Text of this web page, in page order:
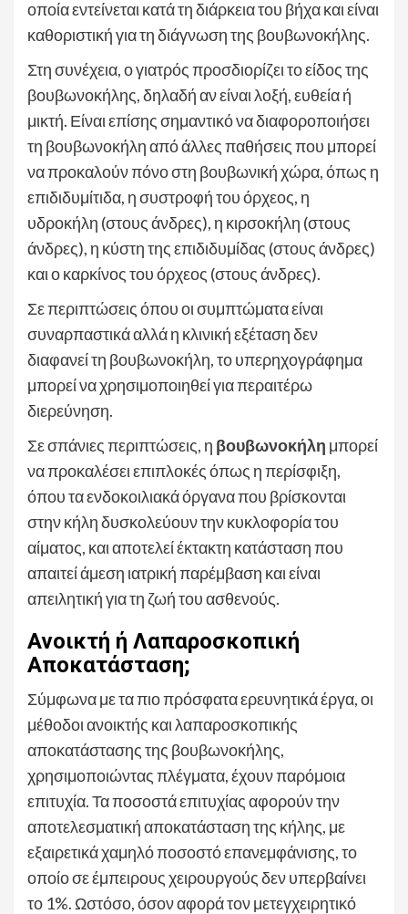
οποία εντείνεται κατά τη διάρκεια του βήχα και είναι
καθοριστική για τη διάγνωση της βουβωνοκήλης.
Στη συνέχεια, ο γιατρός προσδιορίζει το είδος της
βουβωνοκήλης, δηλαδή αν είναι λοξή, ευθεία ή
μικτή. Είναι επίσης σημαντικό να διαφοροποιήσει
τη βουβωνοκήλη από άλλες παθήσεις που μπορεί
να προκαλούν πόνο στη βουβωνική χώρα, όπως η
επιδιδυμίτιδα, η συστροφή του όρχεος, η
υδροκήλη (στους άνδρες), η κιρσοκήλη (στους
άνδρες), η κύστη της επιδιδυμίδας (στους άνδρες)
και ο καρκίνος του όρχεος (στους άνδρες).
Σε περιπτώσεις όπου οι συμπτώματα είναι
συναρπαστικά αλλά η κλινική εξέταση δεν
διαφανεί τη βουβωνοκήλη, το υπερηχογράφημα
μπορεί να χρησιμοποιηθεί για περαιτέρω
διερεύνηση.
Σε σπάνιες περιπτώσεις, η βουβωνοκήλη μπορεί
να προκαλέσει επιπλοκές όπως η περίσφιξη,
όπου τα ενδοκοιλιακά όργανα που βρίσκονται
στην κήλη δυσκολεύουν την κυκλοφορία του
αίματος, και αποτελεί έκτακτη κατάσταση που
απαιτεί άμεση ιατρική παρέμβαση και είναι
απειλητική για τη ζωή του ασθενούς.
Ανοικτή ή Λαπαροσκοπική
Αποκατάσταση;
Σύμφωνα με τα πιο πρόσφατα ερευνητικά έργα, οι
μέθοδοι ανοικτής και λαπαροσκοπικής
αποκατάστασης της βουβωνοκήλης,
χρησιμοποιώντας πλέγματα, έχουν παρόμοια
επιτυχία. Τα ποσοστά επιτυχίας αφορούν την
αποτελεσματική αποκατάσταση της κήλης, με
εξαιρετικά χαμηλό ποσοστό επανεμφάνισης, το
οποίο σε έμπειρους χειρουργούς δεν υπερβαίνει
το 1%. Ωστόσο, όσον αφορά τον μετεγχειρητικό